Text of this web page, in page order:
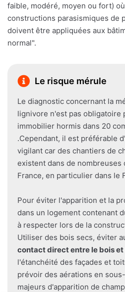
faible, modéré, moyen ou fort)
constructions parasismiques de
doivent être appliquées aux
normal".
Le risque mérule
Le diagnostic concernant la
lignivore n'est pas obligatoire
immobilier hormis dans 20
.Cependant, il est préférable
vigilant car des chantiers de
existent dans de nombreuses
France, en particulier dans le
Pour éviter l'apparition et la
dans un logement contenant
à respecter lors de la
Utiliser des bois secs, éviter
contact direct entre le bois et
l'étanchéité des façades et
prévoir des aérations en
majeurs d'apparition de